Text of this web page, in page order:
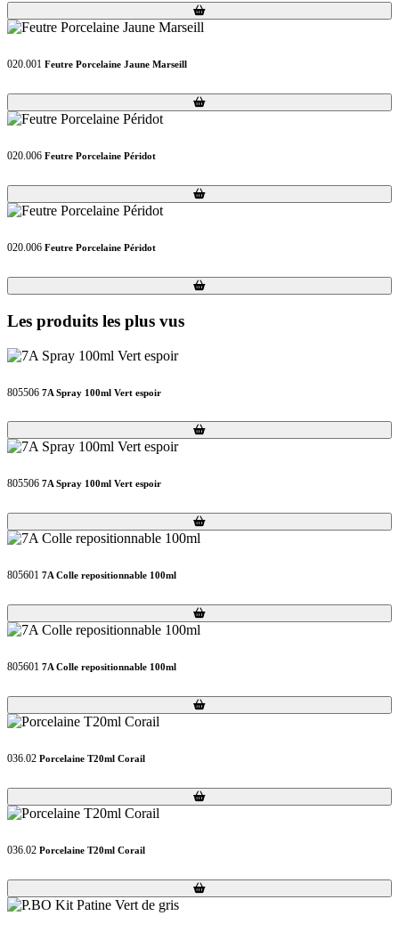
Loading...
Loading...
020.001 Feutre Porcelaine Jaune Marseill
Loading...
Loading...
020.006 Feutre Porcelaine Péridot
Loading...
Loading...
020.006 Feutre Porcelaine Péridot
Loading...
Loading...
Les produits les plus vus
805506 7A Spray 100ml Vert espoir
Loading...
Loading...
805506 7A Spray 100ml Vert espoir
Loading...
Loading...
805601 7A Colle repositionnable 100ml
Loading...
Loading...
805601 7A Colle repositionnable 100ml
Loading...
Loading...
036.02 Porcelaine T20ml Corail
Loading...
Loading...
036.02 Porcelaine T20ml Corail
Loading...
Loading...